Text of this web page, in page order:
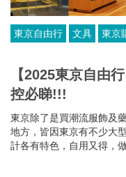
東京自由行 文具 東京
【2025東京自由
控必睇!!!
東京除了是買潮流服飾及
地方，皆因東京有不少大
計各有特色，自用又得，